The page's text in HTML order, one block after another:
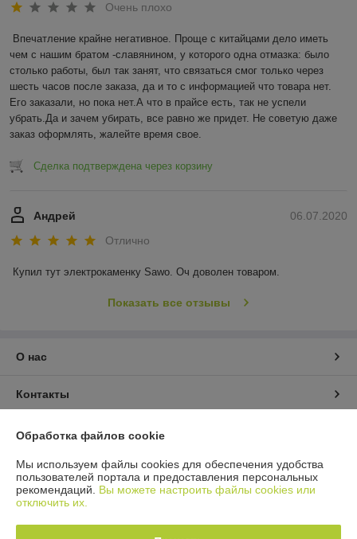
Очень плохо
Впечатление крайне негативное. Проще с китайцами дело иметь
чем с нашим братом -славянином, у которого одна отмазка: было
столько работы, был так занят, что связаться смог только через
шесть часов после заказа, да и то с информацией что товара нет.
Его заказали, но пока нет.А что в прайсе есть, так не успели
убрать.Да и зачем убирать, все равно же придет. Не советую даже
заказ оформлять, жалейте время свое.
Сделка подтверждена через корзину
06.07.2020
Андрей
Отлично
Купил тут электрокаменку Sawo. Оч доволен товаром.
Показать все отзывы
О нас
Контакты
Доставка и оплата
График работы
Полная версия сайта
Обработка файлов cookie
Мы используем файлы cookies для обеспечения удобства
пользователей портала и предоставления персональных
рекомендаций. Вы можете настроить файлы cookies или
отключить их.